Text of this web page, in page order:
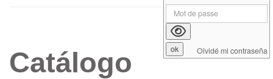
Catálogo Olvidé mi contraseña